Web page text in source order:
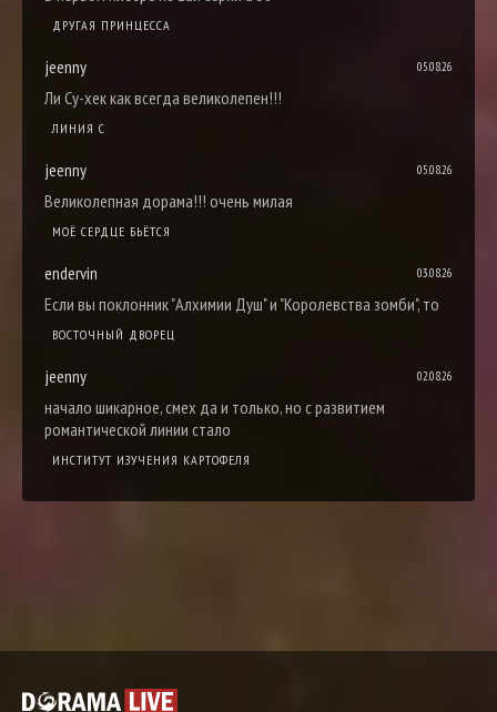
ДРУГАЯ ПРИНЦЕССА
jeenny 05.08.26
Ли Су-хек как всегда великолепен!!!
ЛИНИЯ С
jeenny 05.08.26
Великолепная дорама!!! очень милая
МОЁ СЕРДЦЕ БЬЁТСЯ
endervin 03.08.26
Если вы поклонник "Алхимии Душ" и "Королевства зомби", то
ВОСТОЧНЫЙ ДВОРЕЦ
jeenny 02.08.26
начало шикарное, смех да и только, но с развитием
романтической линии стало
ИНСТИТУТ ИЗУЧЕНИЯ КАРТОФЕЛЯ